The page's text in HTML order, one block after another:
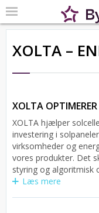
XOLTA –
XOLTA
XOLTA hjælper
investering i
virksomheder og
vores produkter. Det
styring og algoritmisk
Læs mere